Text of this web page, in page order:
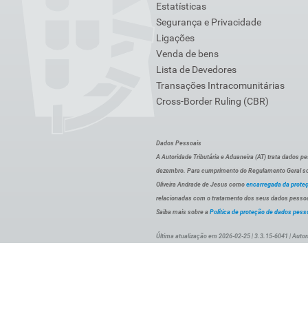
Estatísticas
Segurança e Privacidade
Ligações
Venda de bens
Lista de Devedores
Transações Intracomunitárias
Cross-Border Ruling (CBR)
Dados Pessoais
A Autoridade Tributária e Aduaneira (AT) trata dados
dezembro. Para cumprimento do Regulamento Geral
Oliveira Andrade de Jesus como encarregada da
relacionadas com o tratamento dos seus dados
Saiba mais sobre a Política de proteção de dados
Última atualização em 2026-02-25 | 3.3.15-6041 |